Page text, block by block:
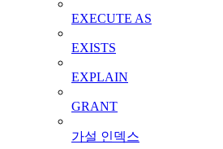
EXECUTE AS
EXISTS
EXPLAIN
GRANT
가설 인덱스